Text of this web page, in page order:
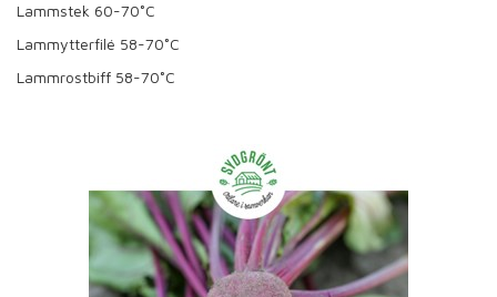
Lammstek 60-70˚C
Lammytterfilé 58-70˚C
Lammrostbiff 58-70˚C